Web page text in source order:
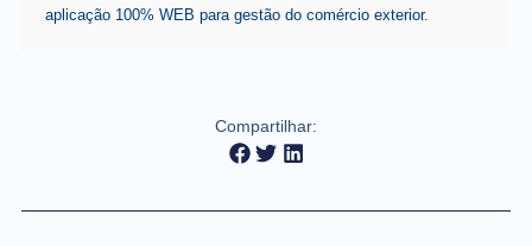
aplicação 100% WEB para gestão do comércio exterior.
Compartilhar: